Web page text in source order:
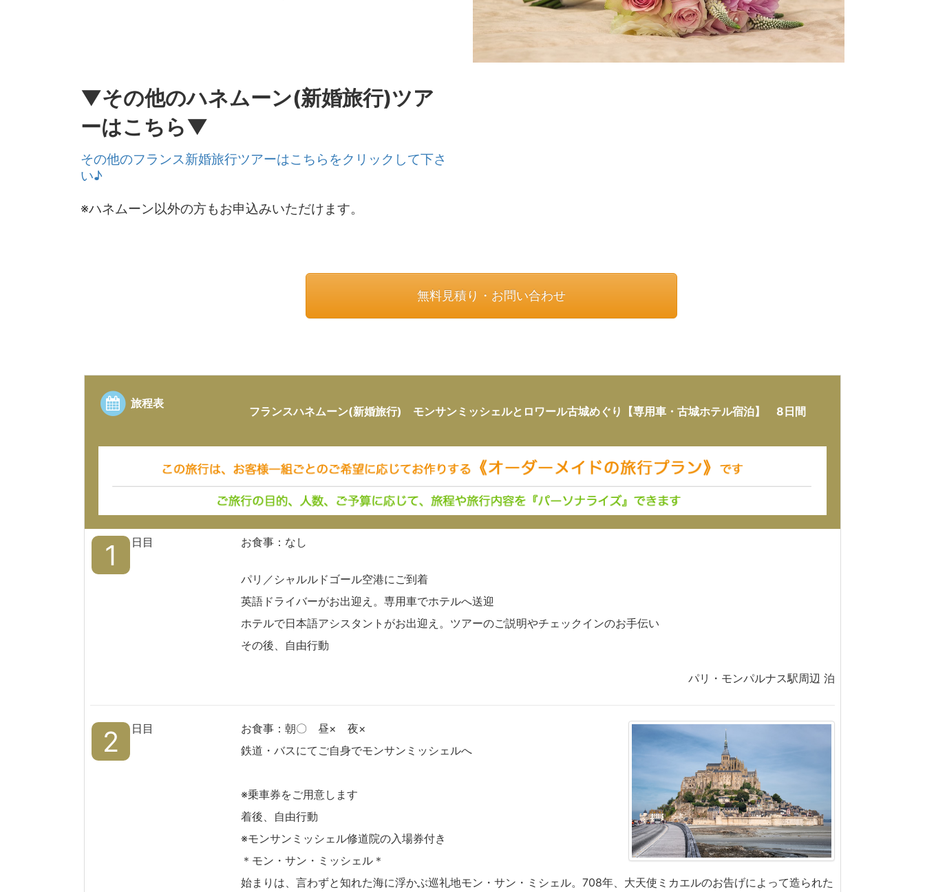
▼その他のハネムーン(新婚旅行)ツア
ーはこちら▼
その他のフランス新婚旅行ツアーはこちらをクリックして下さ
い♪
※ハネムーン以外の方もお申込みいただけます。
無料見積り・お問い合わせ
旅程表
フランスハネムーン(新婚旅行) モンサンミッシェルとロワール古城めぐり【専用車・古城ホテル宿泊】 8日間
1 日目 お食事：なし
パリ／シャルルドゴール空港にご到着
英語ドライバーがお出迎え。 専用車でホテルへ送迎
ホテルで日本語アシスタントがお出迎え。 ツアーのご説明やチェックインのお手伝い
その後、自由行動
パリ・モンパルナス駅周辺 泊
2 日目
お食事：朝〇 昼× 夜×
鉄道・バスにてご自身でモンサンミッシェルへ
※乗車券をご用意します
着後、自由行動
※モンサンミッシェル修道院の入場券付き
＊モン・サン・ミッシェル＊
始まりは、言わずと知れた海に浮かぶ巡礼地モン・サン・ミシェル。708年、大天使ミカエルのお告げによって造られた